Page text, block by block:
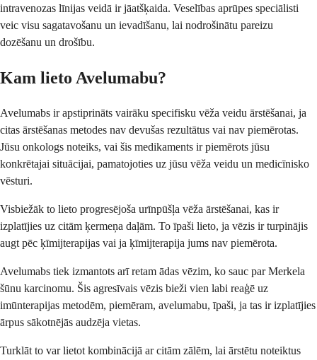
intravenozas līnijas veidā ir jāatšķaida. Veselības aprūpes speciālisti
veic visu sagatavošanu un ievadīšanu, lai nodrošinātu pareizu
dozēšanu un drošību.
Kam lieto Avelumabu?
Avelumabs ir apstiprināts vairāku specifisku vēža veidu ārstēšanai, ja
citas ārstēšanas metodes nav devušas rezultātus vai nav piemērotas.
Jūsu onkologs noteiks, vai šis medikaments ir piemērots jūsu
konkrētajai situācijai, pamatojoties uz jūsu vēža veidu un medicīnisko
vēsturi.
Visbiežāk to lieto progresējoša urīnpūšļa vēža ārstēšanai, kas ir
izplatījies uz citām ķermeņa daļām. To īpaši lieto, ja vēzis ir turpinājis
augt pēc ķīmijterapijas vai ja ķīmijterapija jums nav piemērota.
Avelumabs tiek izmantots arī retam ādas vēzim, ko sauc par Merkela
šūnu karcinomu. Šis agresīvais vēzis bieži vien labi reaģē uz
imūnterapijas metodēm, piemēram, avelumabu, īpaši, ja tas ir izplatījies
ārpus sākotnējās audzēja vietas.
Turklāt to var lietot kombinācijā ar citām zālēm, lai ārstētu noteiktus